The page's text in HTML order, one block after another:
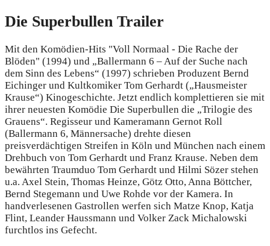
Die Superbullen Trailer
Mit den Komödien-Hits "Voll Normaal - Die Rache der
Blöden" (1994) und „Ballermann 6 – Auf der Suche nach
dem Sinn des Lebens“ (1997) schrieben Produzent Bernd
Eichinger und Kultkomiker Tom Gerhardt („Hausmeister
Krause“) Kinogeschichte. Jetzt endlich komplettieren sie mit
ihrer neuesten Komödie Die Superbullen die „Trilogie des
Grauens“. Regisseur und Kameramann Gernot Roll
(Ballermann 6, Männersache) drehte diesen
preisverdächtigen Streifen in Köln und München nach einem
Drehbuch von Tom Gerhardt und Franz Krause. Neben dem
bewährten Traumduo Tom Gerhardt und Hilmi Sözer stehen
u.a. Axel Stein, Thomas Heinze, Götz Otto, Anna Böttcher,
Bernd Stegemann und Uwe Rohde vor der Kamera. In
handverlesenen Gastrollen werfen sich Matze Knop, Katja
Flint, Leander Haussmann und Volker Zack Michalowski
furchtlos ins Gefecht.